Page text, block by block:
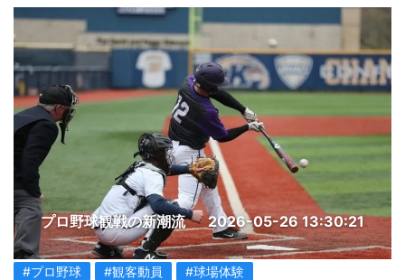
プロ野球観戦の新潮流 2026-05-26 13:30:21
#プロ野球 #観客動員 #球場体験